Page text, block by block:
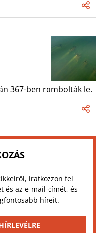
367-ben rombolták le.
iratkozzon fel
és az e-mail-címét, és
híreit.